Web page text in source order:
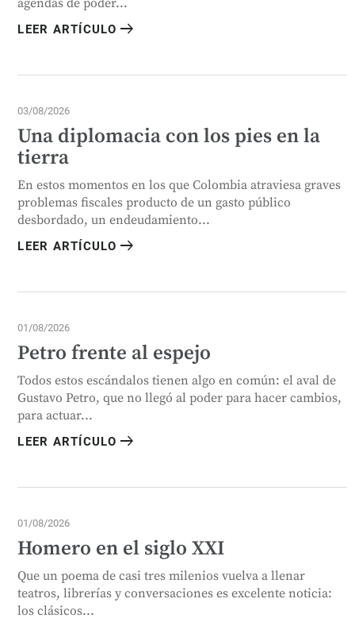
agendas de poder...
LEER ARTÍCULO arrow_right_alt
03/08/2026
Una diplomacia con los pies en la
tierra
En estos momentos en los que Colombia atraviesa graves
problemas fiscales producto de un gasto público
desbordado, un endeudamiento...
LEER ARTÍCULO arrow_right_alt
01/08/2026
Petro frente al espejo
Todos estos escándalos tienen algo en común: el aval de
Gustavo Petro, que no llegó al poder para hacer cambios,
para actuar...
LEER ARTÍCULO arrow_right_alt
01/08/2026
Homero en el siglo XXI
Que un poema de casi tres milenios vuelva a llenar
teatros, librerías y conversaciones es excelente noticia:
los clásicos...